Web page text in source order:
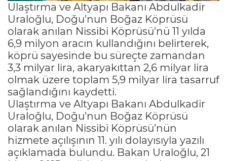
Ulaştırma ve Altyapı Bakanı Abdulkadir
Uraloğlu, Doğu’nun Boğaz Köprüsü
olarak anılan Nissibi Köprüsü’nü 11 yılda
6,9 milyon aracın kullandığını belirterek,
köprü sayesinde bu süreçte zamandan
3,3 milyar lira, akaryakıttan 2,6 milyar lira
olmak üzere toplam 5,9 milyar lira tasarruf
sağlandığını kaydetti.
Ulaştırma ve Altyapı Bakanı Abdulkadir
Uraloğlu, Doğu’nun Boğaz Köprüsü
olarak anılan Nissibi Köprüsü’nün
hizmete açılışının 11. yılı dolayısıyla yazılı
açıklamada bulundu. Bakan Uraloğlu, 21